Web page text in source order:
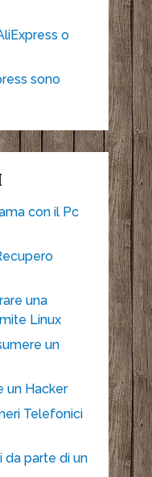
o
sono
con il Pc
una
Linux
un
un Hacker
Telefonici
da parte di un